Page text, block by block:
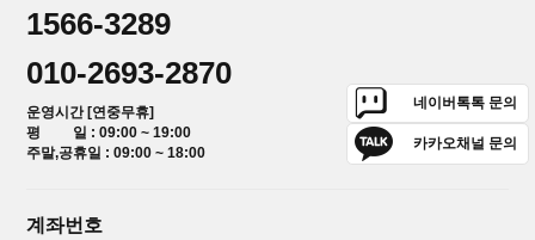
1566-3289
010-2693-2870
운영시간 [연중무휴]
평 일 : 09:00 ~ 19:00
주말,공휴일 : 09:00 ~ 18:00
네이버톡톡 문의
카카오채널 문의
계좌번호